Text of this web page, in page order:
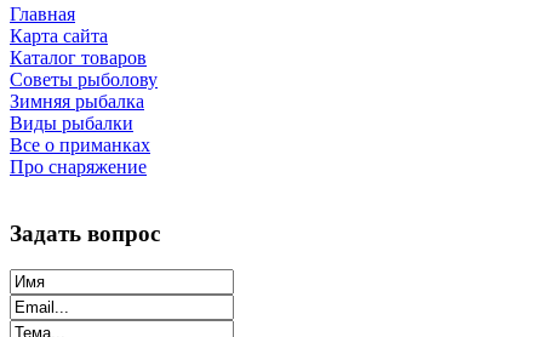
Главная
Карта сайта
Каталог товаров
Советы рыболову
Зимняя рыбалка
Виды рыбалки
Все о приманках
Про снаряжение
Задать вопрос